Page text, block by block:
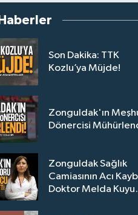
Son Dakika: TTK
Kozlu’ya Müjde!
Zonguldak'ın
Dönercisi
Zonguldak Sağlık
Camiasının Acı
Doktor Melda